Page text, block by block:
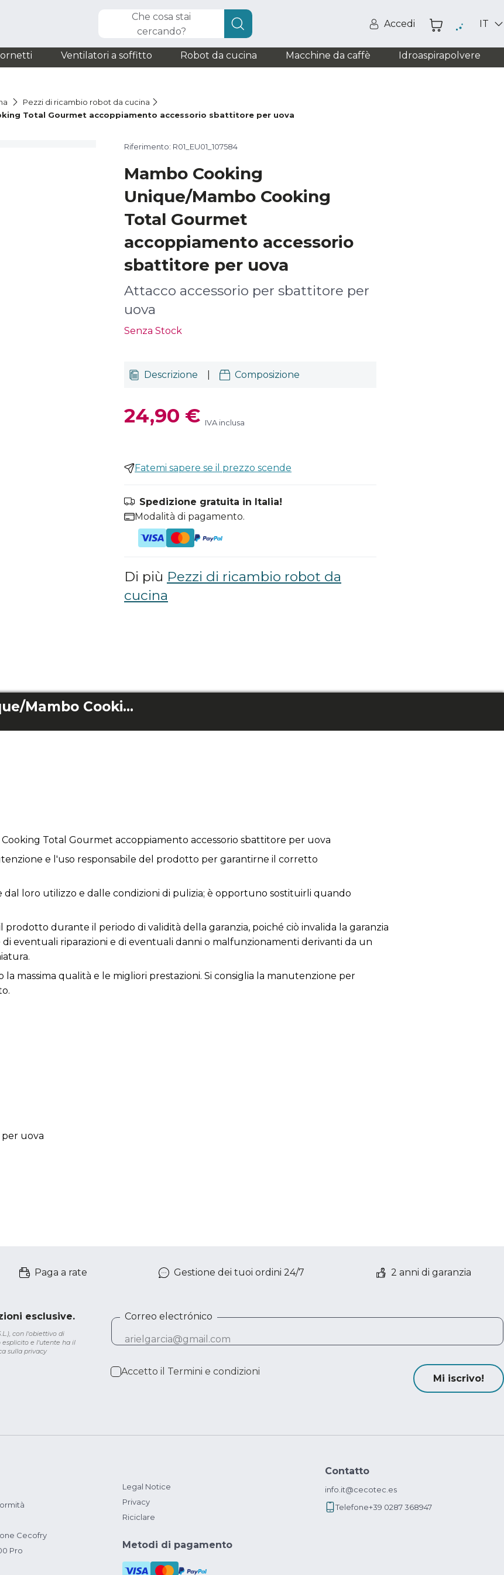
Che cosa stai
cercando?
Accedi IT
Ventilatori a soffitto Robot da cucina Macchine da caffè Idroaspirapolvere
Pezzi di ricambio robot da cucina
Total Gourmet accoppiamento accessorio sbattitore per uova
Riferimento: R01_EU01_107584
Mambo Cooking
Unique/Mambo Cooking
Total Gourmet
accoppiamento accessorio
sbattitore per uova
Attacco accessorio per sbattitore per
uova
Senza Stock
Descrizione Composizione
24,90 € IVA inclusa
Fatemi sapere se il prezzo scende
Spedizione gratuita in Italia!
Modalità di pagamento.
Di più Pezzi di ricambio robot da
cucina
Mambo Cooking Unique/Mambo Cooking Total Gourmet accoppiamento accessorio sbattitore per uova
Total Gourmet accoppiamento accessorio sbattitore per uova
e l'uso responsabile del prodotto per garantirne il corretto
dal loro utilizzo e dalle condizioni di pulizia; è opportuno sostituirli quando
prodotto durante il periodo di validità della garanzia, poiché ciò invalida la garanzia
di eventuali riparazioni e di eventuali danni o malfunzionamenti derivanti da un
la massima qualità e le migliori prestazioni. Si consiglia la manutenzione per
uova
Paga a rate Gestione dei tuoi ordini 24/7 2 anni di garanzia
esclusive.
con l'obiettivo di
e l'utente ha il
sulla privacy
Correo electrónico
Accetto il Termini e condizioni
Mi iscrivo!
Cecofry
Pro
Legal Notice
Privacy
Riciclare
Metodi di pagamento
Contatto
info.it@cecotec.es
Telefone+39 0287 368947